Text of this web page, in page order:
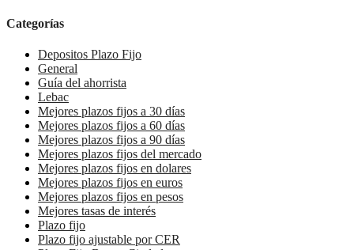
Categorías
Depositos Plazo Fijo
General
Guía del ahorrista
Lebac
Mejores plazos fijos a 30 días
Mejores plazos fijos a 60 días
Mejores plazos fijos a 90 días
Mejores plazos fijos del mercado
Mejores plazos fijos en dolares
Mejores plazos fijos en euros
Mejores plazos fijos en pesos
Mejores tasas de interés
Plazo fijo
Plazo fijo ajustable por CER